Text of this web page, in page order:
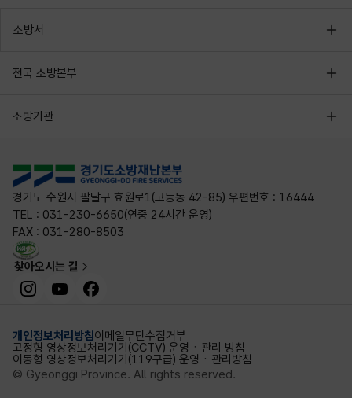
소방서
전국 소방본부
소방기관
경기도 수원시 팔달구 효원로1(고등동 42-85) 우편번호 : 16444
TEL : 031-230-6650(연중 24시간 운영)
FAX : 031-280-8503
찾아오시는 길
인스타그램
유튜브 페이스북
개인정보처리방침이메일무단수집거부
고정형 영상정보처리기기(CCTV) 운영ㆍ관리 방침
이동형 영상정보처리기기(119구급) 운영ㆍ관리방침
© Gyeonggi Province. All rights reserved.